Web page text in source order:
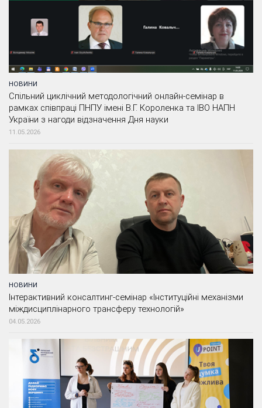
НОВИНИ
Спільний циклічний методологічний онлайн-семінар в
рамках співпраці ПНПУ імені В.Г. Короленка та ІВО НАПН
України з нагоди відзначення Дня науки
11.05.2026
НОВИНИ
Інтерактивний консалтинг-семінар «Інституційні механізми
міждисциплінарного трансферу технологій»
04.05.2026